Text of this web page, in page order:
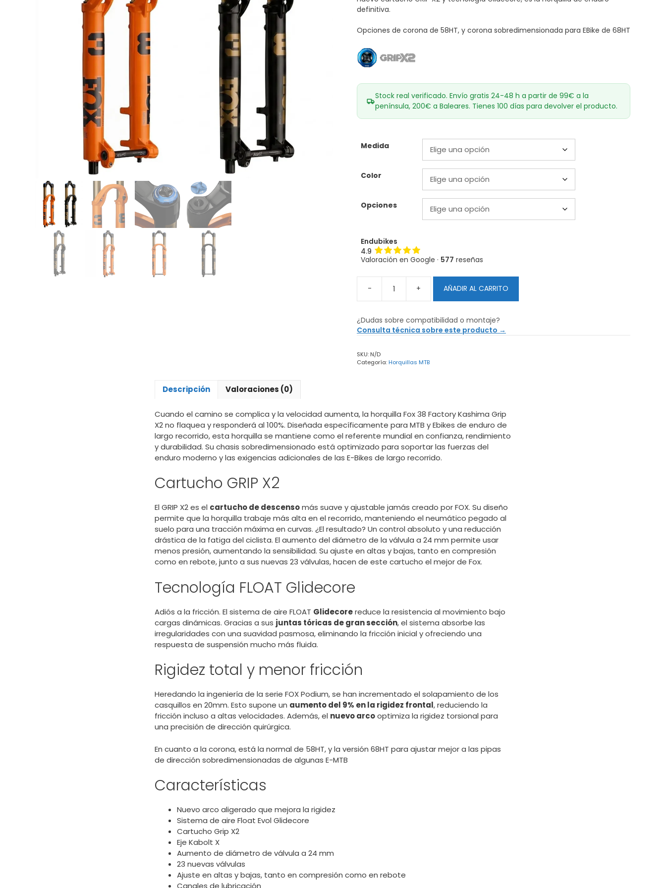
definitiva.
Opciones de corona de 58HT, y corona sobredimensionada para EBike de 68HT
Stock real verificado. Envío gratis 24-48 h a partir de 99€ a la
península, 200€ a Baleares. Tienes 100 días para devolver el producto.
Medida
Color
Opciones
Endubikes
4.9
Valoración en Google · 577 reseñas
-
Fox
Factory
Kashima
X2
2027
+ AÑADIR AL CARRITO
¿Dudas sobre compatibilidad o montaje?
Consulta técnica sobre este producto →
SKU: N/D
Categoría:Horquillas MTB
Descripción Valoraciones (0)
Cuando el camino se complica y la velocidad aumenta, la horquilla Fox 38 Factory Kashima Grip
X2 no flaquea y responderá al 100%. Diseñada específicamente para MTB y Ebikes de enduro de
largo recorrido, esta horquilla se mantiene como el referente mundial en confianza, rendimiento
y durabilidad. Su chasis sobredimensionado está optimizado para soportar las fuerzas del
enduro moderno y las exigencias adicionales de las E-Bikes de largo recorrido.
Cartucho GRIP X2
El GRIP X2 es el cartucho de descensomás suave y ajustable jamás creado por FOX. Su diseño
permite que la horquilla trabaje más alta en el recorrido, manteniendo el neumático pegado al
suelo para una tracción máxima en curvas. ¿El resultado? Un control absoluto y una reducción
drástica de la fatiga del ciclista. El aumento del diámetro de la válvula a 24 mm permite usar
menos presión, aumentando la sensibilidad. Su ajuste en altas y bajas, tanto en compresión
como en rebote, junto a sus nuevas 23 válvulas, hacen de este cartucho el mejor de Fox.
Tecnología FLOAT Glidecore
Adiós a la fricción. El sistema de aire FLOAT Glidecorereduce la resistencia al movimiento bajo
cargas dinámicas. Gracias a sus juntas tóricas de gran sección, el sistema absorbe las
irregularidades con una suavidad pasmosa, eliminando la fricción inicial y ofreciendo una
respuesta de suspensión mucho más fluida.
Rigidez total y menor fricción
Heredando la ingeniería de la serie FOX Podium, se han incrementado el solapamiento de los
casquillos en 20mm. Esto supone un aumento del 9% en la rigidez frontal, reduciendo la
fricción incluso a altas velocidades. Además, el nuevo arcooptimiza la rigidez torsional para
una precisión de dirección quirúrgica.
En cuanto a la corona, está la normal de 58HT, y la versión 68HT para ajustar mejor a las pipas
de dirección sobredimensionadas de algunas E-MTB
Características
Nuevo arco aligerado que mejora la rigidez
Sistema de aire Float Evol Glidecore
Cartucho Grip X2
Eje Kabolt X
Aumento de diámetro de válvula a 24 mm
23 nuevas válvulas
Ajuste en altas y bajas, tanto en compresión como en rebote
Canales de lubricación